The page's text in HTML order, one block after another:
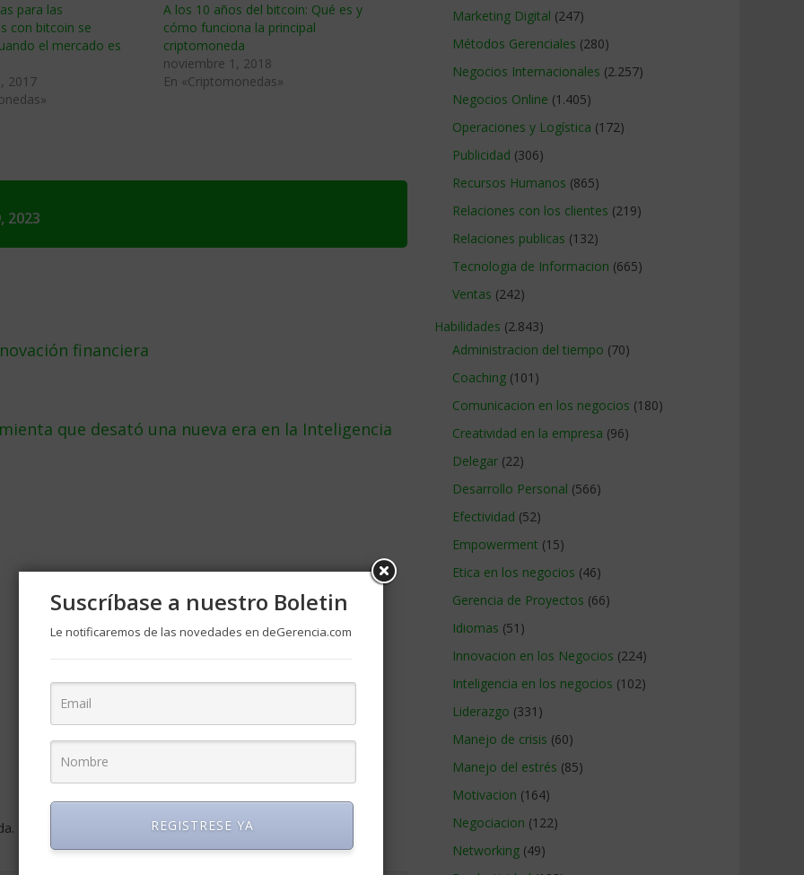
para las
con bitcoin se
el mercado es
2017
A los 10 años del bitcoin: Qué es y
cómo funciona la principal
criptomoneda
noviembre 1, 2018
En «Criptomonedas»
2023
financiera
que desató una nueva era en la Inteligencia
Los campos obligatorios están marcados con
Marketing Digital (247)
Métodos Gerenciales (280)
Negocios Internacionales (2.257)
Negocios Online (1.405)
Operaciones y Logística (172)
Publicidad (306)
Recursos Humanos (865)
Relaciones con los clientes (219)
Relaciones publicas (132)
Tecnologia de Informacion (665)
Ventas (242)
Habilidades (2.843)
Administracion del tiempo (70)
Coaching (101)
Comunicacion en los negocios (180)
Creatividad en la empresa (96)
Delegar (22)
Desarrollo Personal (566)
Efectividad (52)
Empowerment (15)
Etica en los negocios (46)
Gerencia de Proyectos (66)
Idiomas (51)
Innovacion en los Negocios (224)
Inteligencia en los negocios (102)
Liderazgo (331)
Manejo de crisis (60)
Manejo del estrés (85)
Motivacion (164)
Negociacion (122)
Networking (49)
Suscríbase a nuestro Boletin
Le notificaremos de las novedades en deGerencia.com
REGISTRESE YA